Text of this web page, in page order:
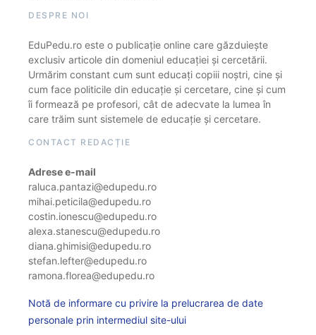
DESPRE NOI
EduPedu.ro este o publicație online care găzduiește
exclusiv articole din domeniul educației și cercetării.
Urmărim constant cum sunt educați copiii noștri, cine și
cum face politicile din educație și cercetare, cine și cum
îi formează pe profesori, cât de adecvate la lumea în
care trăim sunt sistemele de educație și cercetare.
CONTACT REDACȚIE
Adrese e-mail
raluca.pantazi@edupedu.ro
mihai.peticila@edupedu.ro
costin.ionescu@edupedu.ro
alexa.stanescu@edupedu.ro
diana.ghimisi@edupedu.ro
stefan.lefter@edupedu.ro
ramona.florea@edupedu.ro
Notă de informare cu privire la prelucrarea de date
personale prin intermediul site-ului